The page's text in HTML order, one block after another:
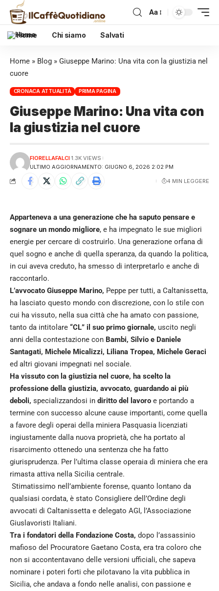
Aa
Home Chi siamo Salvati
Home » Blog » Giuseppe Marino: Una vita con la giustizia nel
cuore
CRONACA ATTUALITÀ PRIMA PAGINA
Giuseppe Marino: Una vita con
la giustizia nel cuore
ULTIMO AGGIORNAMENTO: GIUGNO 6, 2026 2:02 PM
FIORELLAFALCI 1.3K VIEWS
4 MIN LEGGERE
Apparteneva a una generazione che ha saputo pensare e
sognare un mondo migliore, e ha impegnato le sue migliori
energie per cercare di costruirlo. Una generazione orfana di
quel sogno e anche di quella speranza, da quando la politica,
in cui aveva creduto, ha smesso di interpretarlo e anche di
raccontarlo.
L’avvocato Giuseppe Marino, Peppe per tutti, a Caltanissetta,
ha lasciato questo mondo con discrezione, con lo stile con
cui ha vissuto, nella sua città che ha amato con passione,
tanto da intitolare “CL” il suo primo giornale, uscito negli
anni della contestazione con Bambi, Silvio e Daniele
Santagati, Michele Micalizzi, Liliana Tropea, Michele Geraci
ed altri giovani impegnati nel sociale.
Ha vissuto con la giustizia nel cuore, ha scelto la
professione della giustizia, avvocato, guardando ai più
deboli, specializzandosi in diritto del lavoro e portando a
termine con successo alcune cause importanti, come quella
a favore degli operai della miniera Pasquasia licenziati
ingiustamente dalla nuova proprietà, che ha portato al
risarcimento ottenedo una sentenza che ha fatto
giurisprudenza. Per l’ultima classe operaia di miniera che era
rimasta attiva nella Sicilia centrale.
Stimatissimo nell’ambiente forense, quanto lontano da
qualsiasi cordata, è stato Consigliere dell’Ordine degli
avvocati di Caltanissetta e delegato AGI, l’Associazione
Giuslavoristi Italiani.
Tra i fondatori della Fondazione Costa, dopo l’assassinio
mafioso del Procuratore Gaetano Costa, era tra coloro che
non si accontentavano delle versioni ufficiali, che sapeva
nominare i poteri forti che pilotavano la vita pubblica in
Sicilia, che andava a fondo nelle analisi, con passione e